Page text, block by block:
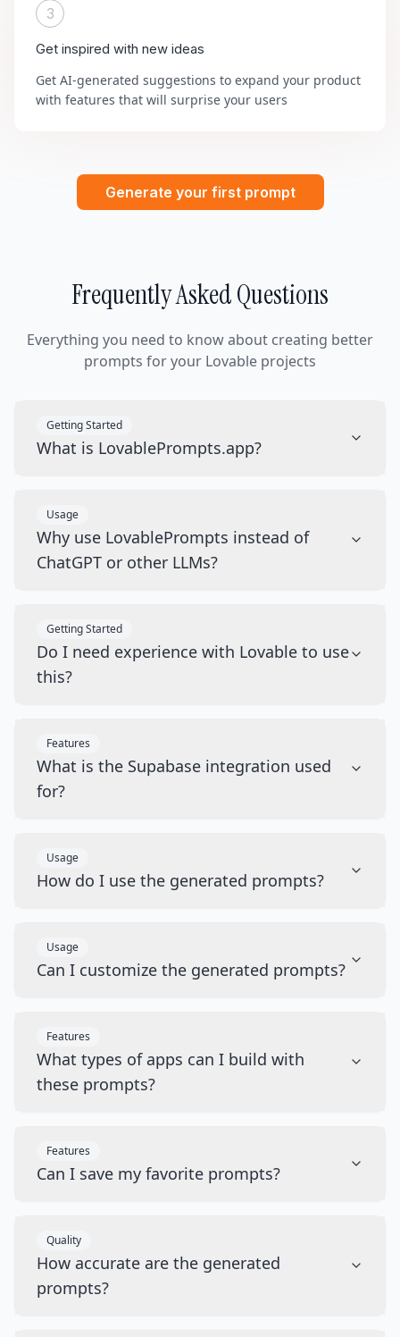
3
Get inspired with new ideas
Get AI-generated suggestions to expand your product
with features that will surprise your users
Generate your first prompt
Frequently Asked Questions
Everything you need to know about creating better
prompts for your Lovable projects
Getting Started
What is LovablePrompts.app?
Usage
Why use LovablePrompts instead of
ChatGPT or other LLMs?
Getting Started
Do I need experience with Lovable to use
this?
Features
What is the Supabase integration used
for?
Usage
How do I use the generated prompts?
Usage
Can I customize the generated prompts?
Features
What types of apps can I build with
these prompts?
Features
Can I save my favorite prompts?
Quality
How accurate are the generated
prompts?